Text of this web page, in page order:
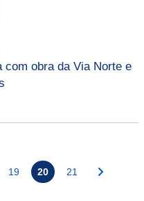
com obra da Via Norte e
19 20 21